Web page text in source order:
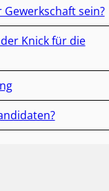
sein?
Knick für die